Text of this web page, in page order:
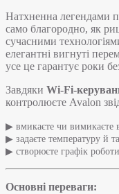
Натхненна легендами
само благородно, як
сучасними
елегантні вигнуті
усе це гарантує роки
Завдяки Wi-Fi-
контролюєте Avalon
▶ вмикаєте чи вимикаєте
▶ задаєте температуру й
▶ створюєте графік роботи
Основні переваги: